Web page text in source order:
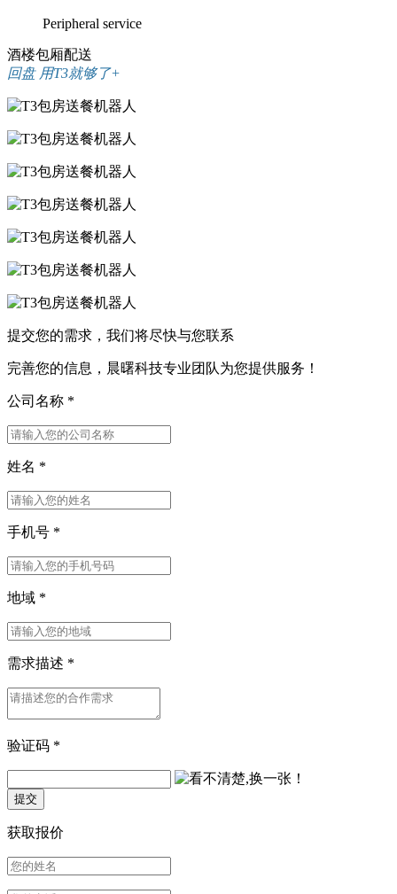
Peripheral service
酒楼包厢配送
回盘 用T3就够了+
提交您的需求，我们将尽快与您联系
完善您的信息，晨曙科技专业团队为您提供服务！
公司名称 *
姓名 *
手机号 *
地域 *
需求描述 *
验证码 *
提交
获取报价